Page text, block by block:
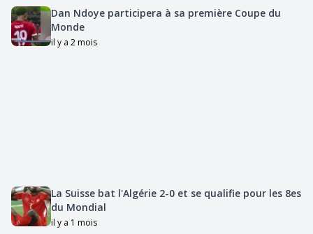
Dan Ndoye participera à sa première Coupe du
Monde
il y a 2 mois
La Suisse bat l'Algérie 2-0 et se qualifie pour les 8es
du Mondial
il y a 1 mois